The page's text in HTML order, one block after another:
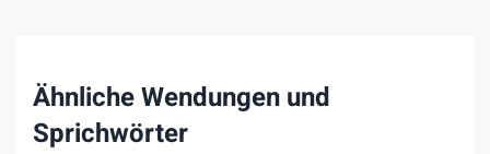
Ähnliche Wendungen und
Sprichwörter